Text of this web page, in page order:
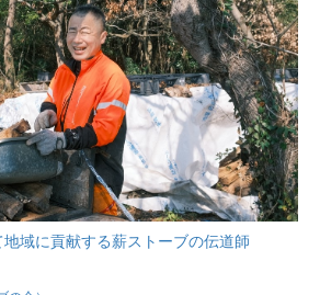
域に貢献する薪ストーブの伝道師